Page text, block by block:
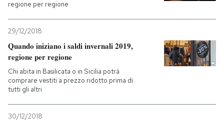
regione per regione
29/12/2018
Quando iniziano i saldi invernali 2019,
regione per regione
Chi abita in Basilicata o in Sicilia potrà
comprare vestiti a prezzo ridotto prima di
tutti gli altri
30/12/2018